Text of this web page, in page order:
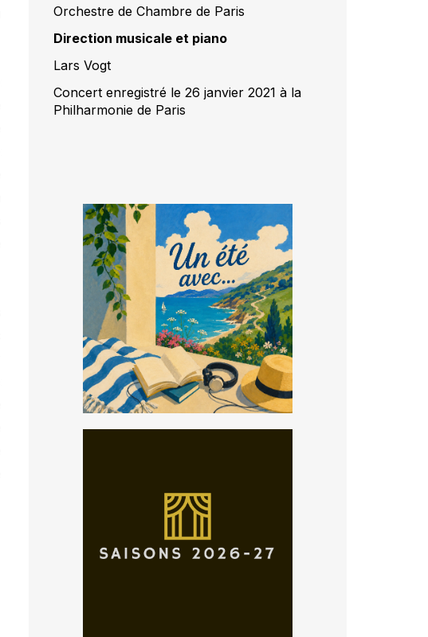
Orchestre de Chambre de Paris
Direction musicale et piano
Lars Vogt
Concert enregistré le 26 janvier 2021 à la
Philharmonie de Paris